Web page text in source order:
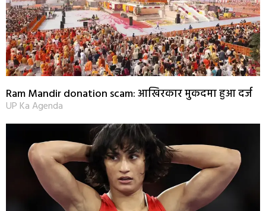
Ram Mandir donation scam: आखिरकार मुकदमा हुआ दर्ज
UP Ka Agenda